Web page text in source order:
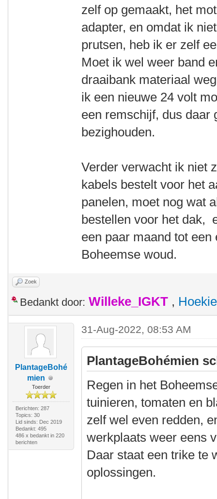
zelf op gemaakt, het
adapter, en omdat ik
prutsen, heb ik er zelf
Moet ik wel weer band
draaibank materiaal
ik een nieuwe 24 volt
een remschijf, dus daar
bezighouden.
Verder verwacht ik niet
kabels bestelt voor het
panelen, moet nog wat
bestellen voor het dak,
een paar maand tot
Boheemse woud.
Zoek
Bedankt door: Willeke_IGKT , Hoekie
PlantageBohé
mien
Toerder
Berichten: 287
Topics: 30
Lid sinds: Dec 2019
Bedankt: 495
486 x bedankt in 220
berichten
31-Aug-2022, 08:53 AM
PlantageBohémien
Regen in het
tuinieren, tomaten en
zelf wel even redden,
werkplaats weer eens
Daar staat een trike te
oplossingen.